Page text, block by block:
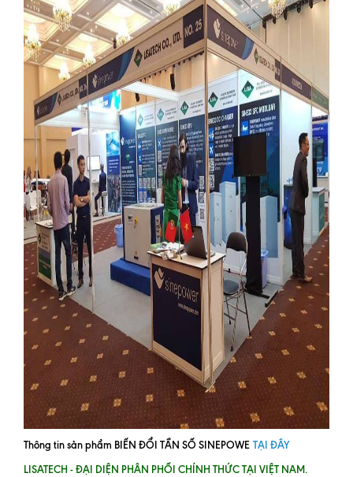
Thông tin sản phẩm BIẾN ĐỔI TẦN SỐ SINEPOWE TẠI ĐÂY
LISATECH - ĐẠI DIỆN PHÂN PHỐI CHÍNH THỨC TẠI VIỆT NAM.